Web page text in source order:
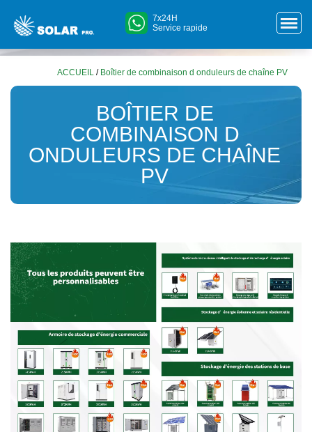
7x24H
Service rapide
ACCUEIL / Boîtier de combinaison d onduleurs de chaîne PV
BOÎTIER DE
COMBINAISON D
ONDULEURS DE CHAÎNE
PV